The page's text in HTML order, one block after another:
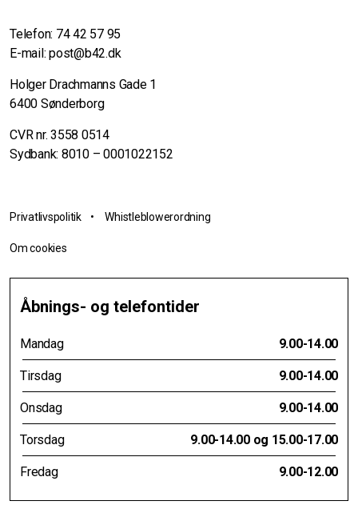
Telefon: 74 42 57 95
E-mail: post@b42.dk
Holger Drachmanns Gade 1
6400 Sønderborg
CVR nr. 3558 0514
Sydbank: 8010 – 0001022152
Privatlivspolitik•Whistleblowerordning
Om cookies
Åbnings- og telefontider
Mandag 9.00-14.00
Tirsdag 9.00-14.00
Onsdag 9.00-14.00
Torsdag 9.00-14.00 og 15.00-17.00
Fredag 9.00-12.00